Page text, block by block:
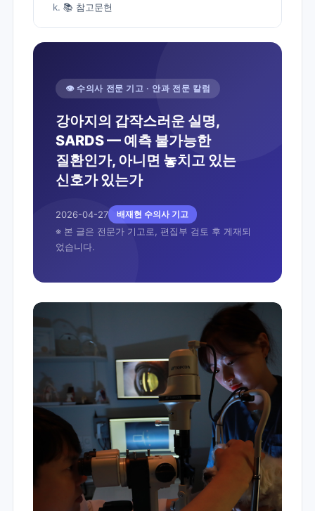
📚 참고문헌
👁️ 수의사 전문 기고 · 안과 전문 칼럼
강아지의 갑작스러운 실명,
SARDS — 예측 불가능한
질환인가, 아니면 놓치고 있는
신호가 있는가
2026-04-27 배재현 수의사 기고
※ 본 글은 전문가 기고로, 편집부 검토 후 게재되
었습니다.